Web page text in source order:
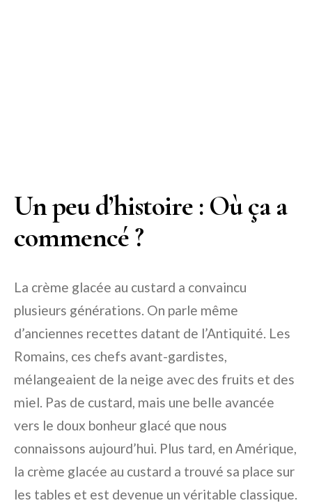
Un peu d’histoire : Où ça a
commencé ?
La crème glacée au custard a convaincu
plusieurs générations. On parle même
d’anciennes recettes datant de l’Antiquité. Les
Romains, ces chefs avant-gardistes,
mélangeaient de la neige avec des fruits et des
miel. Pas de custard, mais une belle avancée
vers le doux bonheur glacé que nous
connaissons aujourd’hui. Plus tard, en Amérique,
la crème glacée au custard a trouvé sa place sur
les tables et est devenue un véritable classique.